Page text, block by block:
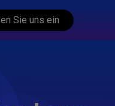
Sie uns ein